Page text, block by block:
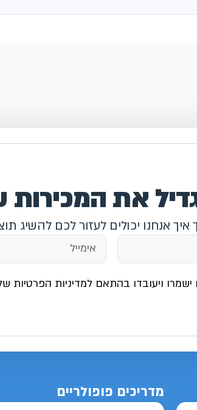
את
איך אנחנו יכולים לעזור לכם להשיג
ויעובדו בהתאם למדיניות הפרטיות
מדריכים פופולריים